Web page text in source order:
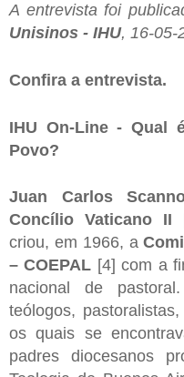
A entrevista foi
Unisinos - IHU, 16-05-
Confira a entrevista.
IHU On-Line - Qual
Povo?
Juan Carlos
Concílio Vaticano II
criou, em 1966, a
– COEPAL [4] com a
nacional de
teólogos,
os quais se
padres diocesanos